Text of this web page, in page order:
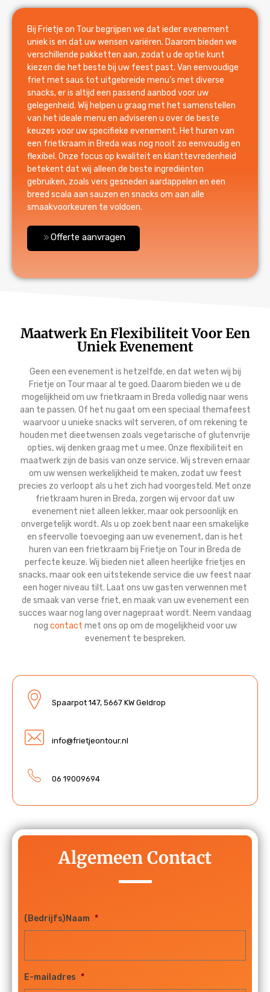
Bij Frietje on Tour begrijpen we dat ieder evenement
uniek is en dat uw wensen variëren. Daarom bieden we
verschillende pakketten aan, zodat u de optie kunt
kiezen die het beste bij uw feest past. Van eenvoudige
friet met saus tot uitgebreide menu’s met diverse
snacks, er is altijd een passend aanbod voor uw
gelegenheid. Wij helpen u graag met het samenstellen
van het ideale menu en adviseren u over de beste
keuzes voor uw specifieke evenement. Het huren van
een frietkraam in Breda was nog nooit zo eenvoudig en
flexibel. Onze focus op kwaliteit en klanttevredenheid
betekent dat wij alleen de beste ingrediënten
gebruiken, zoals vers gesneden aardappelen en een
breed scala aan sauzen en snacks om aan alle
smaakvoorkeuren te voldoen.
Offerte aanvragen
Maatwerk En Flexibiliteit Voor Een
Uniek Evenement
Geen een evenement is hetzelfde, en dat weten wij bij
Frietje on Tour maar al te goed. Daarom bieden we u de
mogelijkheid om uw frietkraam in Breda volledig naar wens
aan te passen. Of het nu gaat om een speciaal themafeest
waarvoor u unieke snacks wilt serveren, of om rekening te
houden met dieetwensen zoals vegetarische of glutenvrije
opties, wij denken graag met u mee. Onze flexibiliteit en
maatwerk zijn de basis van onze service. Wij streven ernaar
om uw wensen werkelijkheid te maken, zodat uw feest
precies zo verloopt als u het zich had voorgesteld. Met onze
frietkraam huren in Breda, zorgen wij ervoor dat uw
evenement niet alleen lekker, maar ook persoonlijk en
onvergetelijk wordt. Als u op zoek bent naar een smakelijke
en sfeervolle toevoeging aan uw evenement, dan is het
huren van een frietkraam bij Frietje on Tour in Breda de
perfecte keuze. Wij bieden niet alleen heerlijke frietjes en
snacks, maar ook een uitstekende service die uw feest naar
een hoger niveau tilt. Laat ons uw gasten verwennen met
de smaak van verse friet, en maak van uw evenement een
succes waar nog lang over nagepraat wordt. Neem vandaag
nog contact met ons op om de mogelijkheid voor uw
evenement te bespreken.
Spaarpot 147, 5667 KW Geldrop
info@frietjeontour.nl
06 19009694
Algemeen Contact
(Bedrijfs)Naam *
E-mailadres *